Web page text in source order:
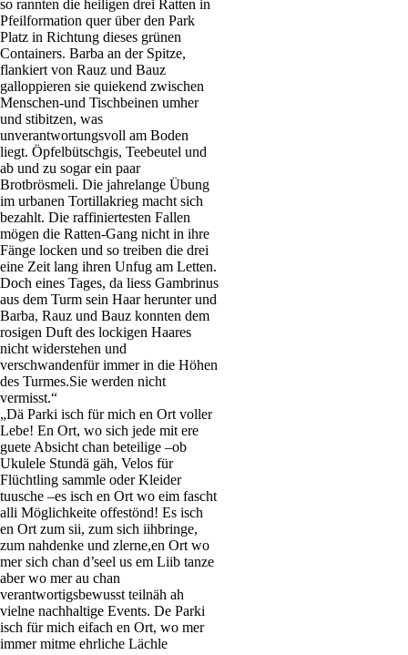
so rannten die heiligen drei Ratten in
Pfeilformation quer über den Park
Platz in Richtung dieses grünen
Containers. Barba an der Spitze,
flankiert von Rauz und Bauz
galloppieren sie quiekend zwischen
Menschen-und Tischbeinen umher
und stibitzen, was
unverantwortungsvoll am Boden
liegt. Öpfelbütschgis, Teebeutel und
ab und zu sogar ein paar
Brotbrösmeli. Die jahrelange Übung
im urbanen Tortillakrieg macht sich
bezahlt. Die raffiniertesten Fallen
mögen die Ratten-Gang nicht in ihre
Fänge locken und so treiben die drei
eine Zeit lang ihren Unfug am Letten.
Doch eines Tages, da liess Gambrinus
aus dem Turm sein Haar herunter und
Barba, Rauz und Bauz konnten dem
rosigen Duft des lockigen Haares
nicht widerstehen und
verschwandenfür immer in die Höhen
des Turmes.Sie werden nicht
vermisst.“
„Dä Parki isch für mich en Ort voller
Lebe! En Ort, wo sich jede mit ere
guete Absicht chan beteilige –ob
Ukulele Stundä gäh, Velos für
Flüchtling sammle oder Kleider
tuusche –es isch en Ort wo eim fascht
alli Möglichkeite offestönd! Es isch
en Ort zum sii, zum sich iihbringe,
zum nahdenke und zlerne,en Ort wo
mer sich chan d’seel us em Liib tanze
aber wo mer au chan
verantwortigsbewusst teilnäh ah
vielne nachhaltige Events. De Parki
isch für mich eifach en Ort, wo mer
immer mitme ehrliche Lächle